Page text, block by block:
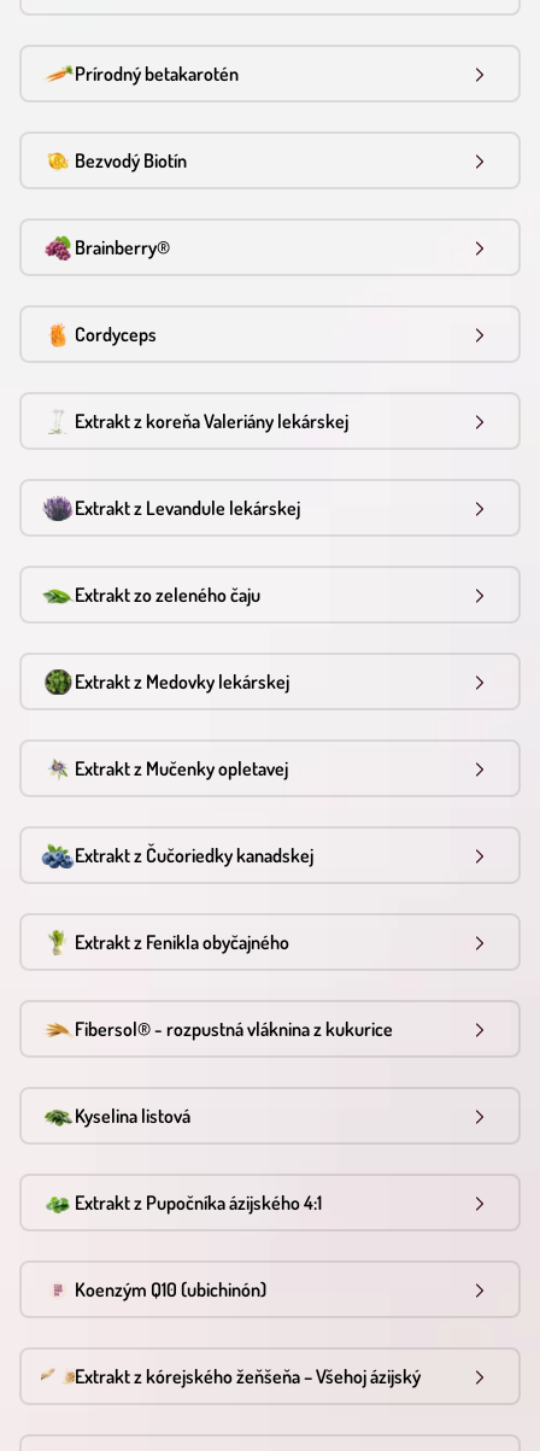
Prírodný betakarotén
Bezvodý Biotín
Brainberry®
Cordyceps
Extrakt z koreňa Valeriány lekárskej
Extrakt z Levandule lekárskej
Extrakt zo zeleného čaju
Extrakt z Medovky lekárskej
Extrakt z Mučenky opletavej
Extrakt z Čučoriedky kanadskej
Extrakt z Fenikla obyčajného
Fibersol® - rozpustná vláknina z kukurice
Kyselina listová
Extrakt z Pupočníka ázijského 4:1
Koenzým Q10 (ubichinón)
Extrakt z kórejského žeňšeňa – Všehoj ázijský